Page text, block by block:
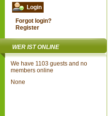
Forgot login?
Register
WER IST ONLINE
We have 1103 guests and no
members online
None